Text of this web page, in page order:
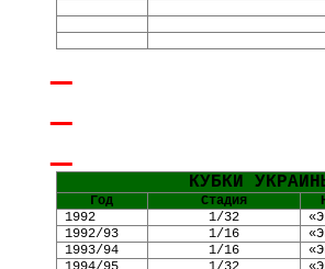
КУБКИ
Год Стадия
1992
1/32 «
1992/93
1/16 «
1993/94
1/16 «